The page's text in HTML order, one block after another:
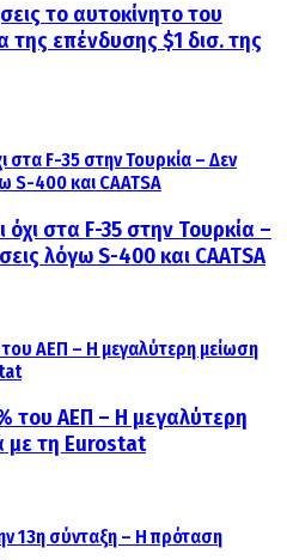
το αυτοκίνητο του
επένδυσης $1 δισ. της
όχι στα F-35 στην Τουρκία –
λόγω S-400 και CAATSA
του ΑΕΠ – Η μεγαλύτερη
με τη Eurostat